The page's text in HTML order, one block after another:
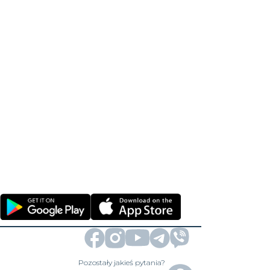
Pozostały jakieś pytania?